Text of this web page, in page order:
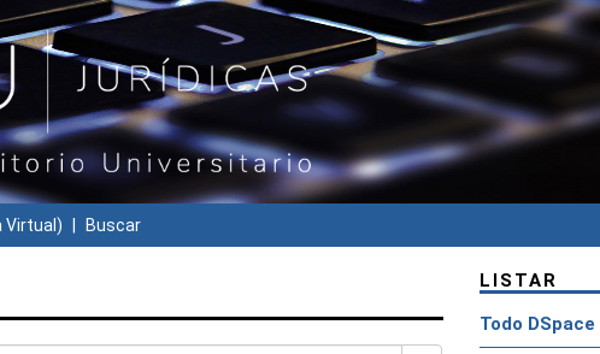
Virtual) Buscar
LISTAR
Todo DSpace